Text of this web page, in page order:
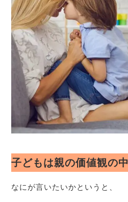
子どもは親の価値観の
なにが言いたいかというと、